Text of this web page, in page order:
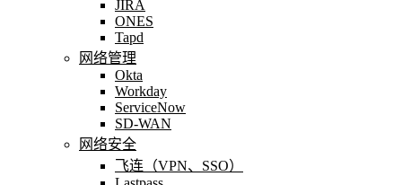
JIRA
ONES
Tapd
网络管理
Okta
Workday
ServiceNow
SD-WAN
网络安全
飞连（VPN、SSO）